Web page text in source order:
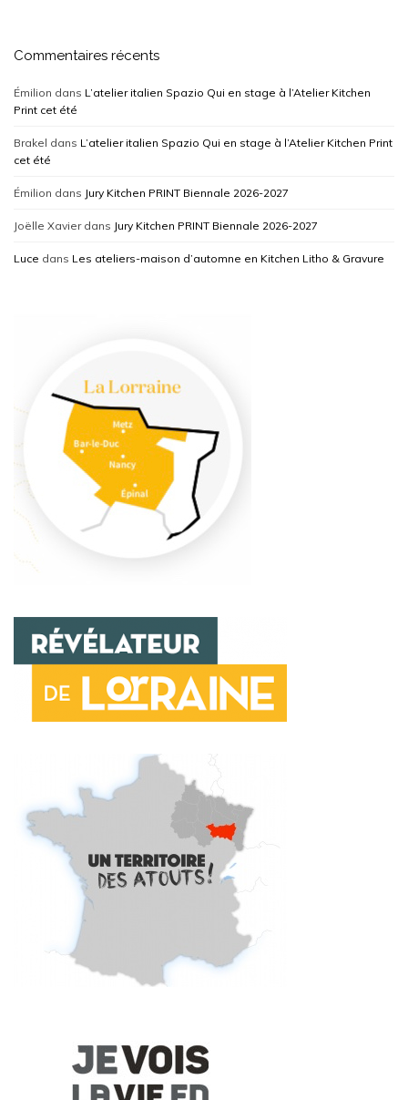
Commentaires récents
Émilion dans L’atelier italien Spazio Qui en stage à l’Atelier Kitchen
Print cet été
Brakel dans L’atelier italien Spazio Qui en stage à l’Atelier Kitchen Print
cet été
Émilion dans Jury Kitchen PRINT Biennale 2026-2027
Joëlle Xavierdans Jury Kitchen PRINT Biennale 2026-2027
Luce dans Les ateliers-maison d’automne en Kitchen Litho & Gravure